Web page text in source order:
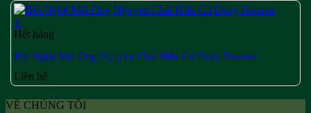
+
Hết hàng
Bột Nghệ Mật Ong Nguyên Chất Hữu Cơ Daily Booster
Liên hệ
VỀ CHÚNG TÔI